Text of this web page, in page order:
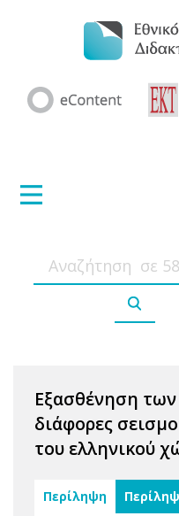
Εξασθένηση
διάφορες
του ελληνικού
Περίληψη